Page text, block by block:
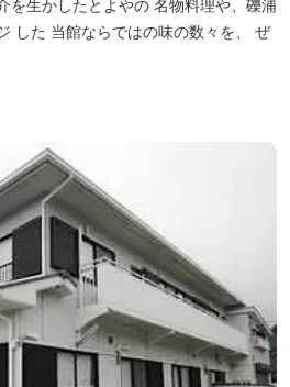
を生かしたとよやの 名物料理や、礫浦
した 当館ならではの味の数々を、 ぜ